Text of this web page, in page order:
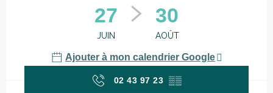
27
JUIN
30
AOÛT
Ajouter à mon calendrier Google
02 43 97 23 ▒▒